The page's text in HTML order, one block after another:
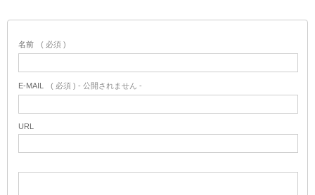
名前 ( 必須 )
E-MAIL ( 必須 ) - 公開されません -
URL